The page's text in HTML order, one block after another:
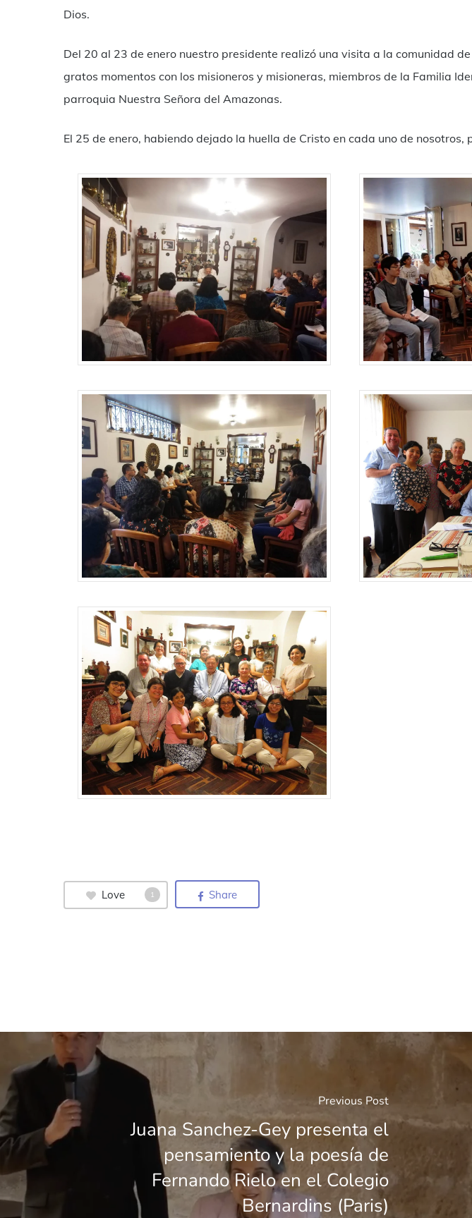
Dios.
Del 20 al 23 de enero nuestro presidente realizó una visita a la comunidad
gratos momentos con los misioneros y misioneras, miembros de la Familia
parroquia Nuestra Señora del Amazonas.
El 25 de enero, habiendo dejado la huella de Cristo en cada uno de nosotros,
Love 1 Share
Previous Post
Juana Sanchez-Gey presenta el
pensamiento y la poesía de
Fernando Rielo en el Colegio
Bernardins (Paris)